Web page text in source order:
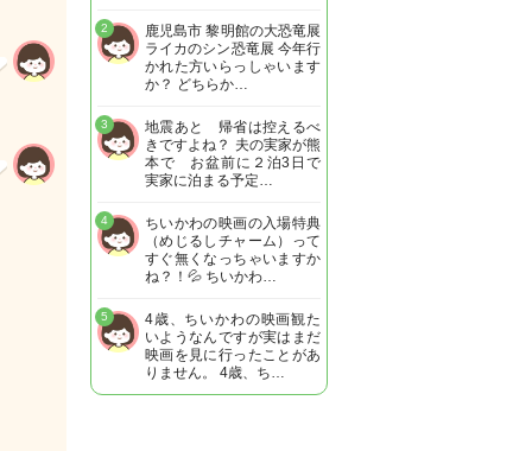
鹿児島市 黎明館の大恐竜展
ライカのシン恐竜展 今年行
かれた方いらっしゃいます
か？ どちらか…
2
地震あと 帰省は控えるべ
きですよね？ 夫の実家が熊
本で お盆前に２泊3日で
実家に泊まる予定…
3
ちいかわの映画の入場特典
（めじるしチャーム）って
すぐ無くなっちゃいますか
ね？！💦 ちいかわ…
4
4歳、ちいかわの映画観た
いようなんですが実はまだ
映画を見に行ったことがあ
りません。 4歳、ち…
5